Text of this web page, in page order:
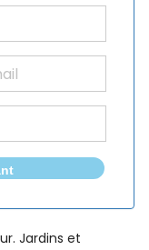
Jardins et